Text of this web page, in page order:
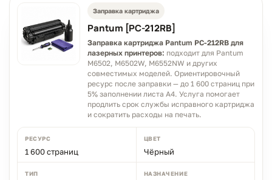
Заправка картриджа
Pantum [PC-212RB]
Заправка картриджа Pantum PC-212RB для
лазерных принтеров: подходит для Pantum
M6502, M6502W, M6552NW и других
совместимых моделей. Ориентировочный
ресурс после заправки — до 1 600 страниц при
5% заполнении листа A4. Услуга помогает
продлить срок службы исправного картриджа
и сократить расходы на печать.
РЕСУРС
1 600 страниц
ЦВЕТ
Чёрный
ТИП НАЗНАЧЕНИЕ